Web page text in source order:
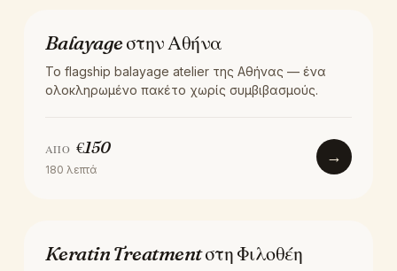
ΧΡΏΜΑ
Balayage στην Αθήνα
Το flagship balayage atelier της Αθήνας — ένα
ολοκληρωμένο πακέτο χωρίς συμβιβασμούς.
ΑΠΌ €150
180 λεπτά
→
ΘΕΡΑΠΕΊΑ
Keratin Treatment στη Φιλοθέη